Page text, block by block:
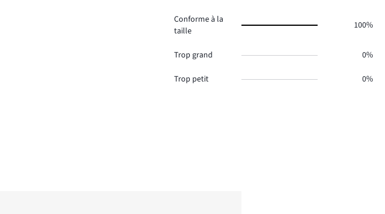
Conforme à la
taille
100%
Trop grand 0%
Trop petit 0%